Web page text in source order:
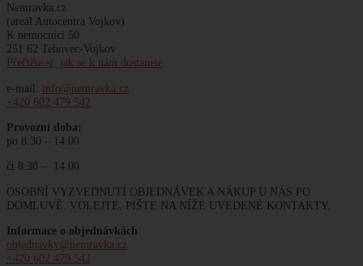
Nemravka.cz
(areál Autocentra Vojkov)
K nemocnici 50
251 62 Tehovec-Vojkov
Přečtěte si, jak se k nám dostanete.
e-mail: info@nemravka.cz
+420 602 479 542
Provozní doba:
po 8.30 – 14.00
čt 8.30 – 14.00
OSOBNÍ VYZVEDNUTÍ OBJEDNÁVEK A NÁKUP U NÁS PO
DOMLUVĚ. VOLEJTE, PIŠTE NA NÍŽE UVEDENÉ KONTAKTY.
Informace o objednávkách
objednavky@nemravka.cz
+420 602 479 542